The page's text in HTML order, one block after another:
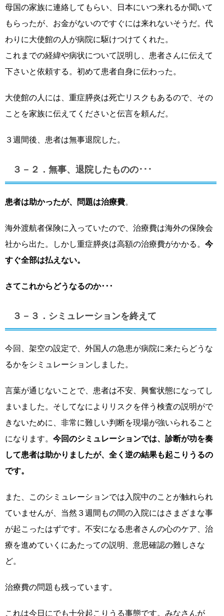
母国の家族に連絡してもらい、日本にいつ来れるか聞いて
もらったが、お金がないのですぐには来れないそうだ。代
わりに大使館の人が病院に駆けつけてくれた。
これまでの経緯や病状について説明し、患者さんに伝えて
下さいと依頼する。初めて患者自身に伝わった。
大使館の人には、重症膵炎は死亡リスクもあるので、その
ことを家族に伝えてくださいと伝言を頼んだ。
３週間後、患者は無事退院した。
３－２．無事、退院したものの･･･
患者は助かったが、問題は治療費。
海外渡航者保険に入っていたので、治療費は海外の保険会
社から出た。しかし重症膵炎は高額の治療費がかかる。 今
すぐ全部は払えない。
さてこれからどうなるのか･･･
３－３．シミュレーションを終えて
今回、架空の設定で、外国人の急患が病院に来たらどうな
るかをシミュレーションしました。
言葉が通じないことで、患者は不安、興奮状態になってし
まいました。そしてなによりリスクを伴う検査の説明がで
きないために、非常に難しい判断を現場が強いられること
になります。 今回のシミュレーションでは、診断が功を奏
して患者は助かりましたが、全く逆の結果も起こりうるの
です。
また、このシミュレーションでは入院中のことが触れられ
ていませんが、当然３週間もの間の入院にはさまざまな事
が起こったはずです。不安になる患者さんの心のケア、治
療を進めていくにあたっての説明、意思確認の難しさな
ど。
治療費の問題も残っています。
これは今日にでも十分起こりうる事態です。みなさんが